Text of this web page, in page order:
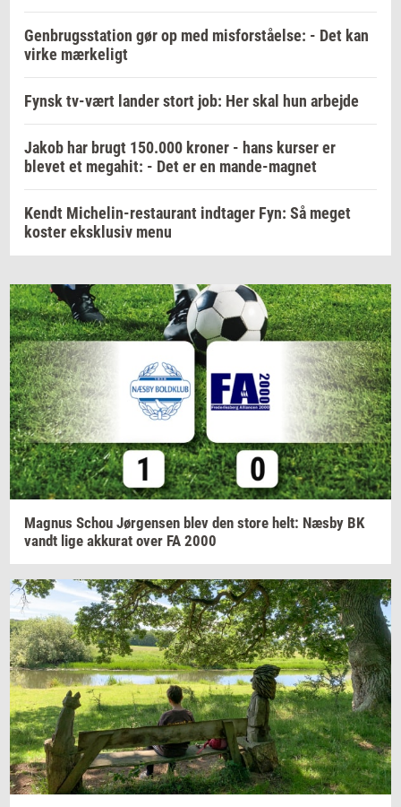
Genbrugsstation gør op med misforståelse: - Det kan
virke mærkeligt
Fynsk tv-vært lander stort job: Her skal hun arbejde
Jakob har brugt 150.000 kroner - hans kurser er
blevet et megahit: - Det er en mande-magnet
Kendt Michelin-restaurant indtager Fyn: Så meget
koster eksklusiv menu
Magnus Schou Jør­gen­sen blev den store helt: Næsby BK
vandt lige ak­ku­rat over FA 2000